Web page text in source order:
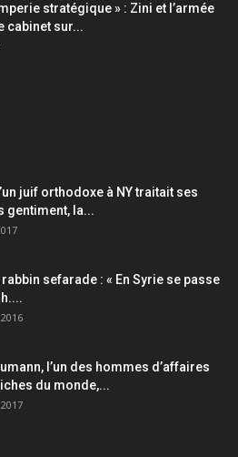
stratégique » : Zini et l’armée
cabinet sur...
juif orthodoxe à NY traitait ses
gentiment, la...
rabbin sefarade : « En Syrie se passe
l’un des hommes d’affaires
du monde,...